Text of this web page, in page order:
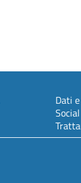
Dati